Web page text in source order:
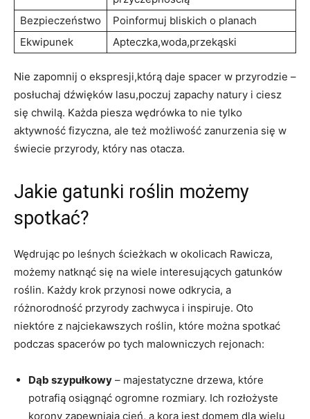
Bezpieczeństwo
Poinformuj bliskich o planach
Ekwipunek
Apteczka,woda,przekąski
Nie zapomnij o ekspresji,którą daje spacer w przyrodzie –
posłuchaj dźwięków lasu,poczuj zapachy natury i ciesz
się chwilą. Każda piesza wędrówka to nie tylko
aktywność fizyczna, ale też możliwość zanurzenia się w
świecie przyrody, który nas otacza.
Jakie gatunki roślin możemy
spotkać?
Wędrując po leśnych ścieżkach w okolicach Rawicza,
możemy natknąć się na wiele interesujących gatunków
roślin. Każdy krok przynosi nowe odkrycia, a
różnorodność przyrody zachwyca i inspiruje. Oto
niektóre z najciekawszych roślin, które można spotkać
podczas spacerów po tych malowniczych rejonach:
Dąb szypułkowy – majestatyczne drzewa, które
potrafią osiągnąć ogromne rozmiary. Ich rozłożyste
korony zapewniają cień, a kora jest domem dla wielu